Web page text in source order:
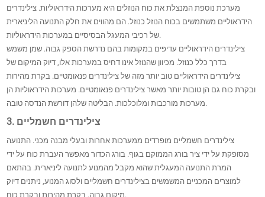
מערכת נוספת המנצלת את כוח הנוזלים היא מערכות הידראוליות. צילינדרים
הידראוליים משתמשים בכוח הנוזל כנוזל. הם מהווים את חלק התנועה הליניארית
של רכיבי המעגל הבסיסיים במערכות הידראוליות.
צילינדרים הידראוליים עדיפים במקומות בהם נדרשת הספק גבוה. שמן משמש
בדרך כלל כנוזל. מכיוון שהנוזל אינו דחיס במערכות אלו, דיוק המיקום של
צילינדרים הידראוליים טוב יותר מזה של צילינדרים פנאומטיים. בקרת מהירות
ובקרת כוח גם הן טובות יותר מאשר צילינדרים פנאומטיים. מערכות הידראוליות הן
מערכות מורכבות ומלוכלכות. הבליטה שלהן דורשת הנדסה טובה.
3. צילינדרים חשמליים
צילינדרים חשמליים מופרדים ממערכות אחרות ובעלי מבנה מכני. התנועה
מסופקת על ידי ציר בורג הממוקם בגוף. בורג הכדור מאפשר העברת כוח על ידי
המרת התנועה המעגלית שהוא מקבל מהמנוע לתנועה ליניארית. בהתאם
למוצרים המכניים המשמשים בצילינדרים חשמליים ולסוג המנוע, ניתנים דיוק
מיקום גבוה, בקרת מהירות ובקרת כוח.